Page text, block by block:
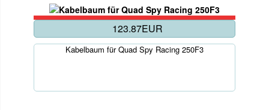
123.87EUR
Kabelbaum für Quad Spy Racing 250F3